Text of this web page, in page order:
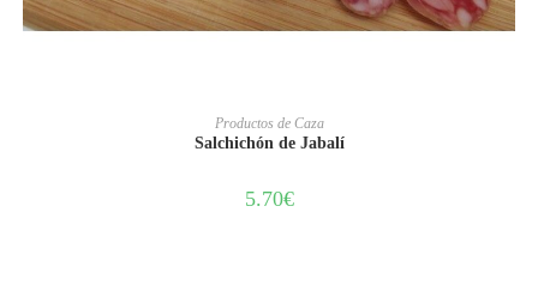
AÑADIR AL CARRITO
Productos de Caza
Salchichón de Jabalí
5.70€